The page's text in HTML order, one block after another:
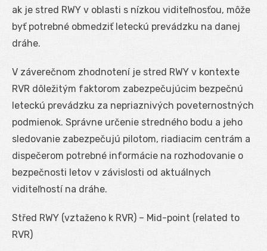
ak je stred RWY v oblasti s nízkou viditeľnosťou, môže
byť potrebné obmedziť leteckú prevádzku na danej
dráhe.
V záverečnom zhodnotení je stred RWY v kontexte
RVR dôležitým faktorom zabezpečujúcim bezpečnú
leteckú prevádzku za nepriaznivých poveternostných
podmienok. Správne určenie stredného bodu a jeho
sledovanie zabezpečujú pilotom, riadiacim centrám a
dispečerom potrebné informácie na rozhodovanie o
bezpečnosti letov v závislosti od aktuálnych
viditeľností na dráhe.
Střed RWY (vztaženo k RVR) – Mid-point (related to
RVR)